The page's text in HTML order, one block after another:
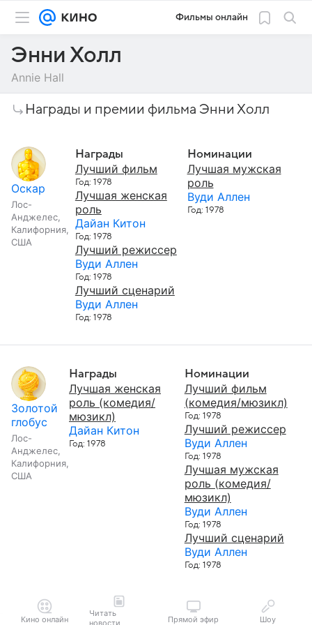
Фильмы онлайн
Энни Холл
Annie Hall
Награды и премии фильма Энни Холл
Оскар
Лос-
Анджелес,
Калифорния,
США
Награды
Лучший фильм
Год: 1978
Лучшая женская
роль
Дайан Китон
Год: 1978
Лучший режиссер
Вуди Аллен
Год: 1978
Лучший сценарий
Вуди Аллен
Год: 1978
Номинации
Лучшая мужская
роль
Вуди Аллен
Год: 1978
Золотой
глобус
Лос-
Анджелес,
Калифорния,
США
Награды
Лучшая женская
роль (комедия/
мюзикл)
Дайан Китон
Год: 1978
Номинации
Лучший фильм
(комедия/мюзикл)
Год: 1978
Лучший режиссер
Вуди Аллен
Год: 1978
Лучшая мужская
роль (комедия/
мюзикл)
Вуди Аллен
Год: 1978
Лучший сценарий
Вуди Аллен
Год: 1978
Кино онлайн
Читать
новости
Прямой эфир Шоу